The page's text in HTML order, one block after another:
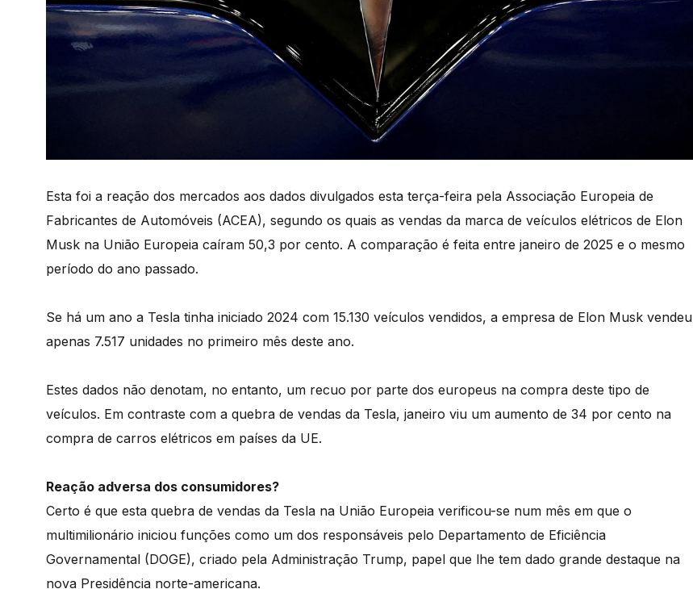
Esta foi a reação dos mercados aos dados divulgados esta terça-feira pela Associação Europeia de
Fabricantes de Automóveis (ACEA), segundo os quais as vendas da marca de veículos elétricos de Elon
Musk na União Europeia caíram 50,3 por cento. A comparação é feita entre janeiro de 2025 e o mesmo
período do ano passado.
Se há um ano a Tesla tinha iniciado 2024 com 15.130 veículos vendidos, a empresa de Elon Musk vendeu
apenas 7.517 unidades no primeiro mês deste ano.
Estes dados não denotam, no entanto, um recuo por parte dos europeus na compra deste tipo de
veículos. Em contraste com a quebra de vendas da Tesla, janeiro viu um aumento de 34 por cento na
compra de carros elétricos em países da UE.
Reação adversa dos consumidores?
Certo é que esta quebra de vendas da Tesla na União Europeia verificou-se num mês em que o
multimilionário iniciou funções como um dos responsáveis pelo Departamento de Eficiência
Governamental (DOGE), criado pela Administração Trump, papel que lhe tem dado grande destaque na
nova Presidência norte-americana.